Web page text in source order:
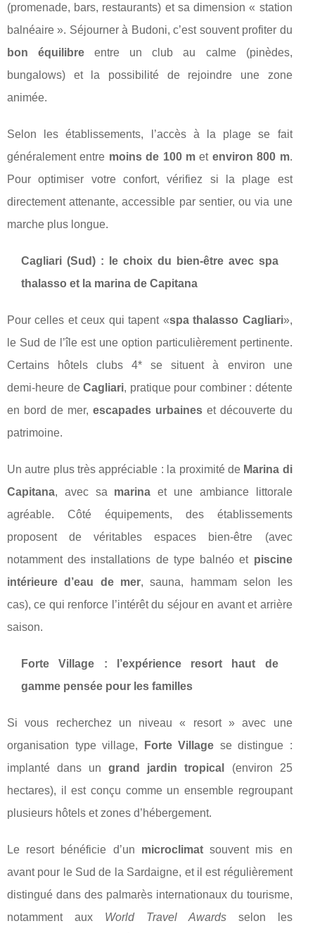
(promenade, bars, restaurants) et sa dimension « station
balnéaire ». Séjourner à Budoni, c’est souvent profiter du
bon équilibre entre un club au calme (pinèdes,
bungalows) et la possibilité de rejoindre une zone
animée.
Selon les établissements, l’accès à la plage se fait
généralement entre moins de 100 m et environ 800 m.
Pour optimiser votre confort, vérifiez si la plage est
directement attenante, accessible par sentier, ou via une
marche plus longue.
Cagliari (Sud) : le choix du bien‑être avec spa
thalasso et la marina de Capitana
Pour celles et ceux qui tapent «spa thalasso Cagliari»,
le Sud de l’île est une option particulièrement pertinente.
Certains hôtels clubs 4* se situent à environ une
demi‑heure deCagliari, pratique pour combiner : détente
en bord de mer, escapades urbaineset découverte du
patrimoine.
Un autre plus très appréciable : la proximité de Marina di
Capitana, avec sa marina et une ambiance littorale
agréable. Côté équipements, des établissements
proposent de véritables espaces bien‑être (avec
notamment des installations de type balnéo et piscine
intérieure d’eau de mer, sauna, hammam selon les
cas), ce qui renforce l’intérêt du séjour en avant et arrière
saison.
Forte Village : l’expérience resort haut de
gamme pensée pour les familles
Si vous recherchez un niveau « resort » avec une
organisation type village,
Forte Village se distingue :
implanté dans ungrand jardin tropical
(environ 25
hectares), il est conçu comme un ensemble regroupant
plusieurs hôtels et zones d’hébergement.
Le resort bénéficie d’un microclimatsouvent mis en
avant pour le Sud de la Sardaigne, et il est régulièrement
distingué dans des palmarès internationaux du tourisme,
notamment aux World Travel Awardsselon les